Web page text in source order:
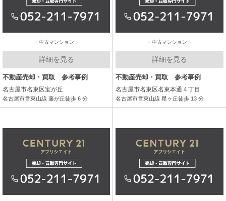
中古マンション
詳細を見る
不動産売却・買取 参考事例
名古屋市名東区宝が丘
名古屋市営東山線 藤が丘徒歩 6 分
中古マンション
詳細を見る
不動産売却・買取 参考事例
名古屋市名東区名東本通４丁目
名古屋市営東山線 星ヶ丘徒歩 13 分